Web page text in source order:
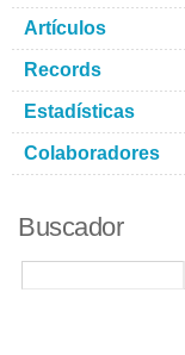
Artículos
Records
Estadísticas
Colaboradores
Buscador